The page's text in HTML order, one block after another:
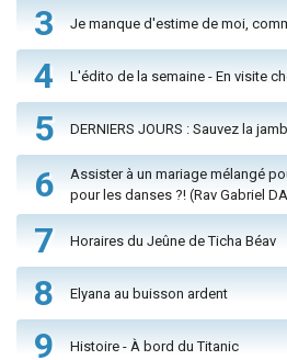
3 Je manque d'estime de moi,
4 L'édito de la semaine - En visite
5 DERNIERS JOURS : Sauvez la
6
Assister à un mariage mélangé
pour les danses ?! (Rav Gabriel
7 Horaires du Jeûne de Ticha Béav
8 Elyana au buisson ardent
9 Histoire - À bord du Titanic